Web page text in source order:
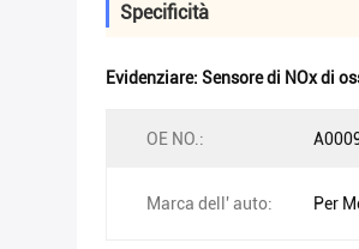
Specificità
Evidenziare: Sensore di NOx di
OE NO.:
Marca dell' auto: Per